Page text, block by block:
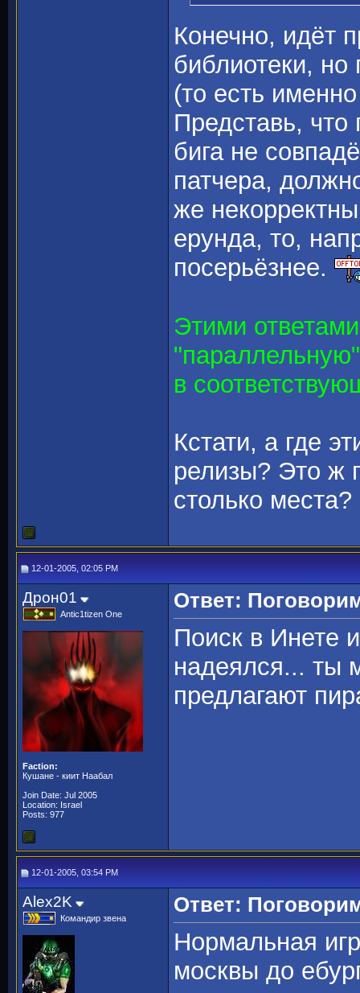
Конечно, идёт
библиотеки, но
(то есть
Представь,
бига не
патчера,
же
ерунда, то,
посерьёзнее.
Этими
в
Кстати, а где
релизы? Это ж
столько места?
12-01-2005, 02:05 PM
Дрон01
Antic1tizen One
Faction:
Кушане - киит Наабал
Join Date: Jul 2005
Location: Israel
Posts: 977
Ответ:
Поиск в Инете
надеялся... ты
предлагают
12-01-2005, 03:54 PM
Alex2K
Командир звена
Ответ:
Нормальная
москвы до